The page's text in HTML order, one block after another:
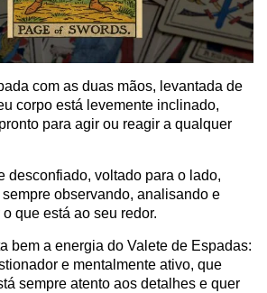
com as duas mãos, levantada de
corpo está levemente inclinado,
para agir ou reagir a qualquer
desconfiado, voltado para o lado,
observando, analisando e
que está ao seu redor.
bem a energia do Valete de Espadas:
e mentalmente ativo, que
sempre atento aos detalhes e quer